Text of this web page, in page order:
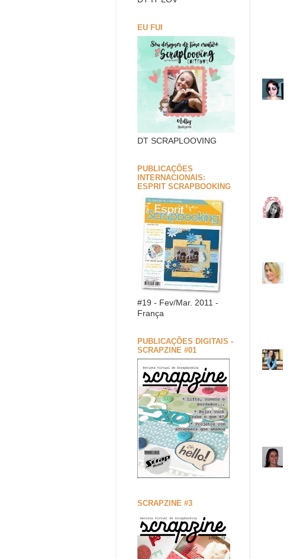
EU FUI
DT SCRAPLOOVING
PUBLICAÇÕES
INTERNACIONAIS:
ESPRIT SCRAPBOOKING
#19 - Fev/Mar. 2011 -
França
PUBLICAÇÕES DIGITAIS -
SCRAPZINE #01
SCRAPZINE #3